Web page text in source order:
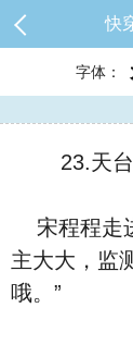
快
字体：
23.天台
宋程程走
主大大，监
哦。”